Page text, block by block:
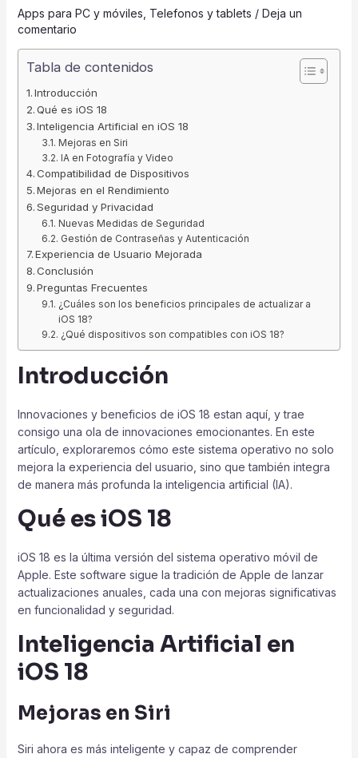
Apps para PC y móviles Telefonos y tablets / Deja un
comentario
Tabla de contenidos
Introducción
Qué es iOS 18
Inteligencia Artificial en iOS 18
Mejoras en Siri
IA en Fotografía y Video
Compatibilidad de Dispositivos
Mejoras en el Rendimiento
Seguridad y Privacidad
Nuevas Medidas de Seguridad
Gestión de Contraseñas y Autenticación
Experiencia de Usuario Mejorada
Conclusión
Preguntas Frecuentes
¿Cuáles son los beneficios principales de actualizar a
iOS 18?
¿Qué dispositivos son compatibles con iOS 18?
Introducción
Innovaciones y beneficios de iOS 18 estan aquí, y trae
consigo una ola de innovaciones emocionantes. En este
artículo, exploraremos cómo este sistema operativo no solo
mejora la experiencia del usuario, sino que también integra
de manera más profunda la inteligencia artificial (IA).
Qué es iOS 18
iOS 18 es la última versión del sistema operativo móvil de
Apple. Este software sigue la tradición de Apple de lanzar
actualizaciones anuales, cada una con mejoras significativas
en funcionalidad y seguridad.
Inteligencia Artificial en
iOS 18
Mejoras en Siri
Siri ahora es más inteligente y capaz de comprender
50% DISCOUNT